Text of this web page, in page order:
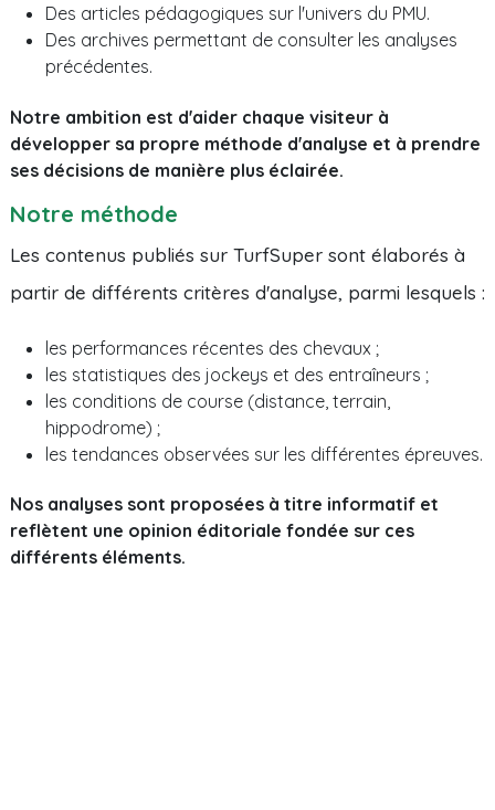
Des articles pédagogiques sur l'univers du PMU.
Des archives permettant de consulter les analyses
précédentes.
Notre ambition est d'aider chaque visiteur à
développer sa propre méthode d'analyse et à prendre
ses décisions de manière plus éclairée.
Notre méthode
Les contenus publiés sur TurfSuper sont élaborés à
partir de différents critères d'analyse, parmi lesquels :
les performances récentes des chevaux ;
les statistiques des jockeys et des entraîneurs ;
les conditions de course (distance, terrain,
hippodrome) ;
les tendances observées sur les différentes épreuves.
Nos analyses sont proposées à titre informatif et
reflètent une opinion éditoriale fondée sur ces
différents éléments.